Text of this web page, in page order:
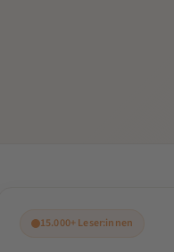
15.000+ Leser:innen